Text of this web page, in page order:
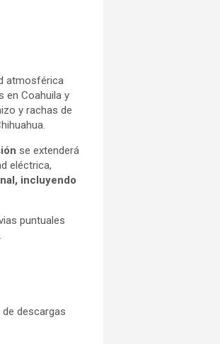
atmosférica
en Coahuila y
y rachas de
se extenderá
eléctrica,
incluyendo
puntuales
descargas